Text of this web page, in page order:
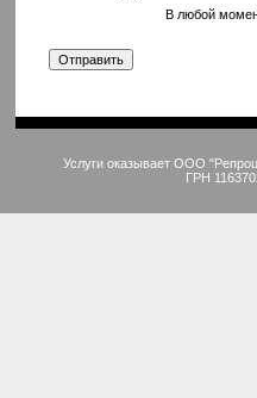
В любой
Услуги оказывает ООО
ГРН